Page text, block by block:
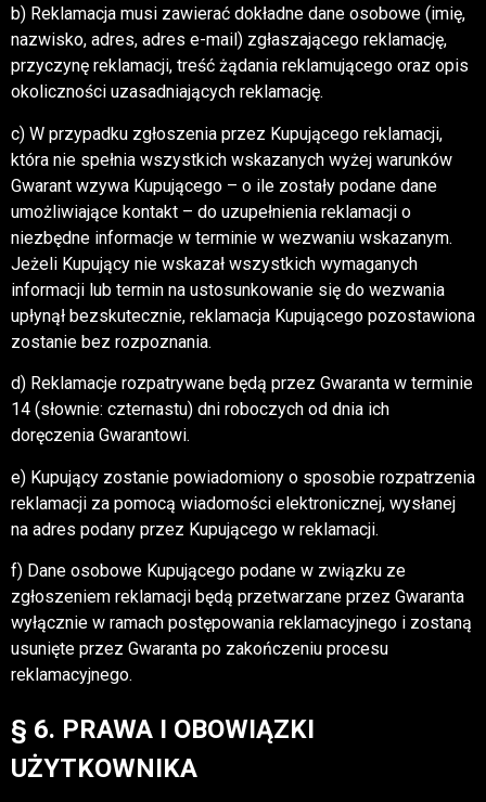
b) Reklamacja musi zawierać dokładne dane osobowe (imię,
nazwisko, adres, adres e-mail) zgłaszającego reklamację,
przyczynę reklamacji, treść żądania reklamującego oraz opis
okoliczności uzasadniających reklamację.
c) W przypadku zgłoszenia przez Kupującego reklamacji,
która nie spełnia wszystkich wskazanych wyżej warunków
Gwarant wzywa Kupującego – o ile zostały podane dane
umożliwiające kontakt – do uzupełnienia reklamacji o
niezbędne informacje w terminie w wezwaniu wskazanym.
Jeżeli Kupujący nie wskazał wszystkich wymaganych
informacji lub termin na ustosunkowanie się do wezwania
upłynął bezskutecznie, reklamacja Kupującego pozostawiona
zostanie bez rozpoznania.
d) Reklamacje rozpatrywane będą przez Gwaranta w terminie
14 (słownie: czternastu) dni roboczych od dnia ich
doręczenia Gwarantowi.
e) Kupujący zostanie powiadomiony o sposobie rozpatrzenia
reklamacji za pomocą wiadomości elektronicznej, wysłanej
na adres podany przez Kupującego w reklamacji.
f) Dane osobowe Kupującego podane w związku ze
zgłoszeniem reklamacji będą przetwarzane przez Gwaranta
wyłącznie w ramach postępowania reklamacyjnego i zostaną
usunięte przez Gwaranta po zakończeniu procesu
reklamacyjnego.
§ 6. PRAWA I OBOWIĄZKI
UŻYTKOWNIKA